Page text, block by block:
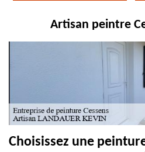
Artisan peintre
Choisissez une